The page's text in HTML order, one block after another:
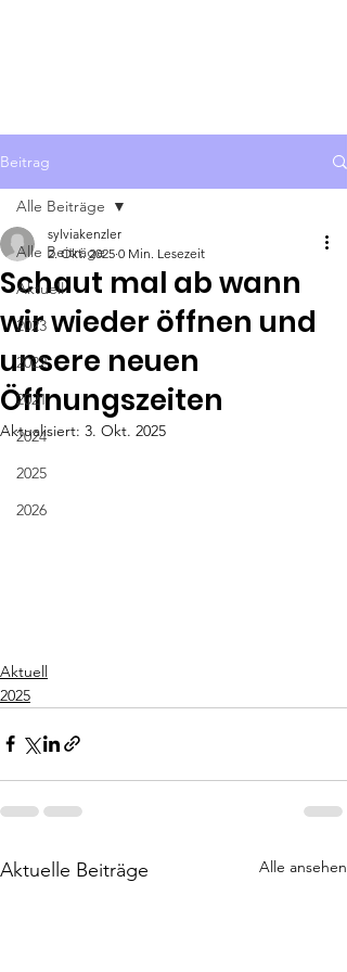
Beitrag
Alle Beiträge
Aktuell
2023
2022
2021
2024
2025
2026
Alle Beiträge
Schaut mal ab wann
wir wieder öffnen und
unsere neuen
Öffnungszeiten
sylviakenzler
2. Okt. 2025 0 Min. Lesezeit
Aktualisiert: 3. Okt. 2025
Aktuell
2025
Aktuelle Beiträge Alle ansehen